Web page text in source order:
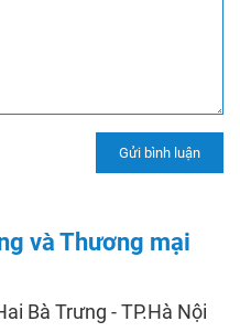
và Thương mại
Bà Trưng - TP.Hà Nội